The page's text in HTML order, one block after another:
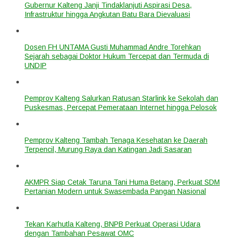
Gubernur Kalteng Janji Tindaklanjuti Aspirasi Desa,
Infrastruktur hingga Angkutan Batu Bara Dievaluasi
Dosen FH UNTAMA Gusti Muhammad Andre Torehkan
Sejarah sebagai Doktor Hukum Tercepat dan Termuda di
UNDIP
Pemprov Kalteng Salurkan Ratusan Starlink ke Sekolah dan
Puskesmas, Percepat Pemerataan Internet hingga Pelosok
Pemprov Kalteng Tambah Tenaga Kesehatan ke Daerah
Terpencil, Murung Raya dan Katingan Jadi Sasaran
AKMPR Siap Cetak Taruna Tani Huma Betang, Perkuat SDM
Pertanian Modern untuk Swasembada Pangan Nasional
Tekan Karhutla Kalteng, BNPB Perkuat Operasi Udara
dengan Tambahan Pesawat OMC